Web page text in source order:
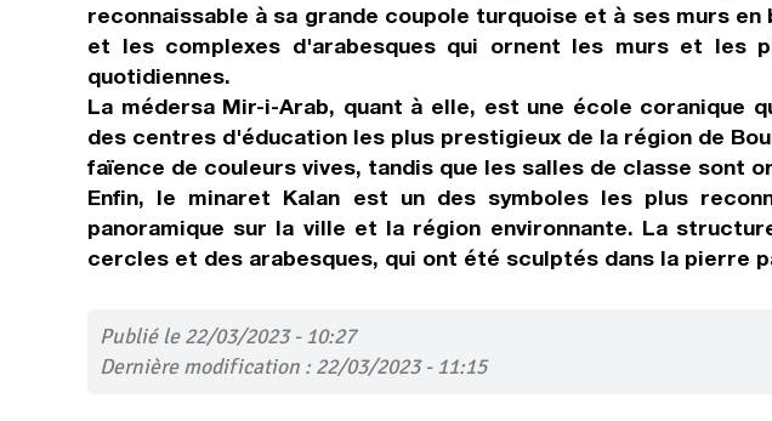
reconnaissable à sa grande coupole turquoise et à ses murs
et les complexes d'arabesques qui ornent les murs et les
quotidiennes.
La médersa Mir-i-Arab, quant à elle, est une école coranique
des centres d'éducation les plus prestigieux de la région de
faïence de couleurs vives, tandis que les salles de classe sont
Enfin, le minaret Kalan est un des symboles les plus
panoramique sur la ville et la région environnante. La
cercles et des arabesques, qui ont été sculptés dans la pierre
Publié le 22/03/2023 - 10:27
Dernière modification : 22/03/2023 - 11:15